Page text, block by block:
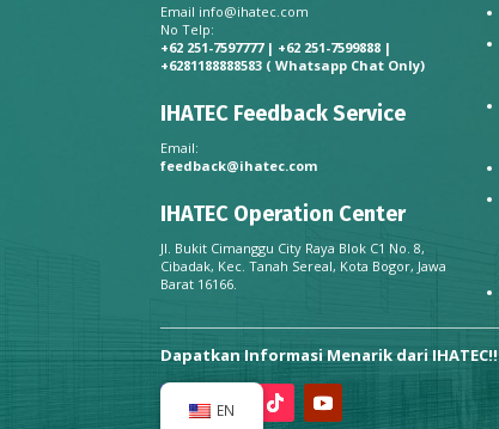
Email info@ihatec.com
No Telp:
+62 251-7597777 | +62 251-7599888 |
+6281188888583 ( Whatsapp Chat Only)
IHATEC Feedback Service
Email:
feedback@ihatec.com
IHATEC Operation Center
Jl. Bukit Cimanggu City Raya Blok C1 No. 8,
Cibadak, Kec. Tanah Sereal, Kota Bogor, Jawa
Barat 16166.
Dapatkan Informasi Menarik dari IHATEC!!
EN